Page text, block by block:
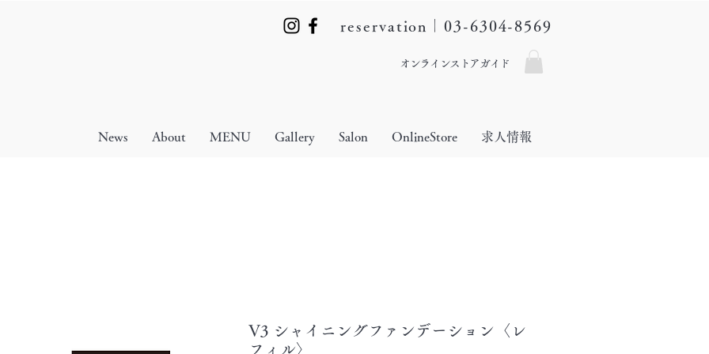
reservation｜03-6304-8569
オンラインストアガイド
News About MENU Gallery Salon OnlineStore 求人情報
V3 シャイニングファンデーション〈レ
フィル〉